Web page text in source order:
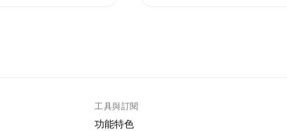
工具與訂閱
功能特色